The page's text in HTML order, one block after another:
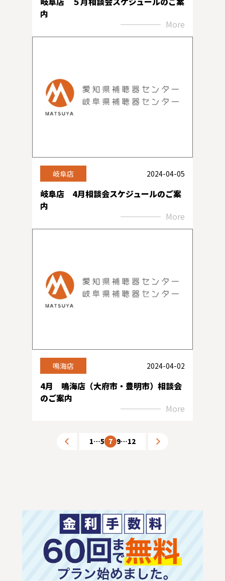
内
More
2024-04-05
岐阜店 4月相談会スケジュールのご案
内
More
岐阜店
2024-04-02
4月 鳴海店（大府市・豊明市）相談会
のご案内
More
鳴海店
1…56 789…12